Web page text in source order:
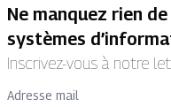
Ne manquez rien
systèmes
Inscrivez-vous à notre
Adresse mail